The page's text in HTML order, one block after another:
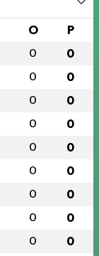
O P
0 0
0 0
0 0
0 0
0 0
0 0
0 0
0 0
0 0